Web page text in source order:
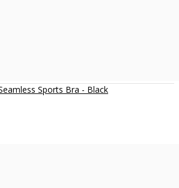
Sports Bra - Black